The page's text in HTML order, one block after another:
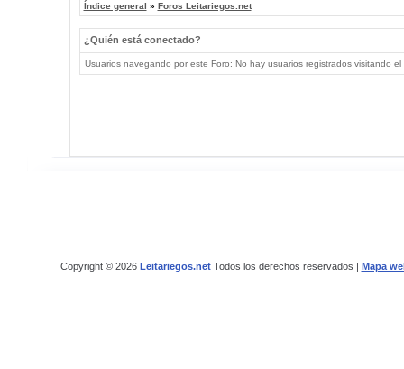
Índice general » Foros Leitariegos.net
¿Quién está conectado?
Usuarios navegando por este Foro: No hay usuarios registrados visitando
Copyright © 2026 Leitariegos.netTodos los derechos reservados | Mapa